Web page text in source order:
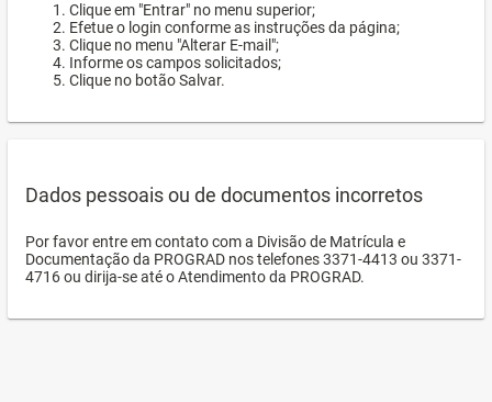
Clique em "Entrar" no menu superior;
Efetue o login conforme as instruções da página;
Clique no menu "Alterar E-mail";
Informe os campos solicitados;
Clique no botão Salvar.
Dados pessoais ou de documentos incorretos
Por favor entre em contato com a Divisão de Matrícula e
Documentação da PROGRAD nos telefones 3371-4413 ou 3371-
4716 ou dirija-se até o Atendimento da PROGRAD.